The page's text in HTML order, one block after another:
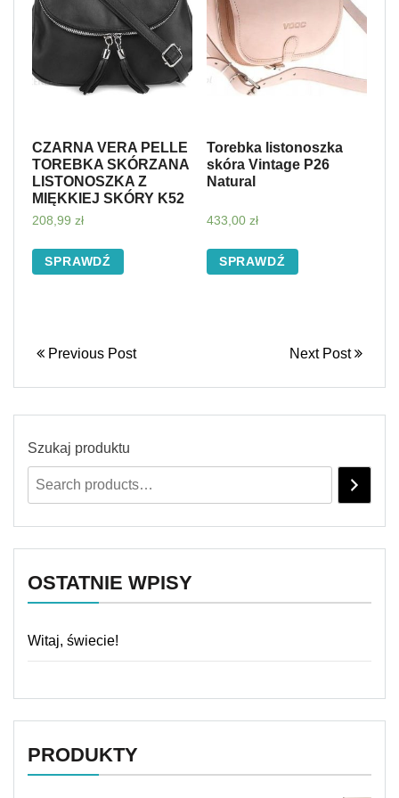
CZARNA VERA PELLE
TOREBKA SKÓRZANA
LISTONOSZKA Z
MIĘKKIEJ SKÓRY K52
208,99 zł
SPRAWDŹ
Torebka listonoszka
skóra Vintage P26
Natural
433,00 zł
SPRAWDŹ
Previous Post Next Post
Szukaj produktu
OSTATNIE WPISY
Witaj, świecie!
PRODUKTY